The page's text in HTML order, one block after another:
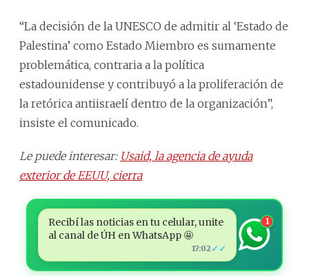
“La decisión de la UNESCO de admitir al ‘Estado de
Palestina’ como Estado Miembro es sumamente
problemática, contraria a la política
estadounidense y contribuyó a la proliferación de
la retórica antiisraelí dentro de la organización”,
insiste el comunicado.
Le puede interesar: Usaid, la agencia de ayuda
exterior de EEUU, cierra
Recibí las noticias en tu celular, unite
al canal de ÚH en WhatsApp 🤩
17:02 ✓✓
1